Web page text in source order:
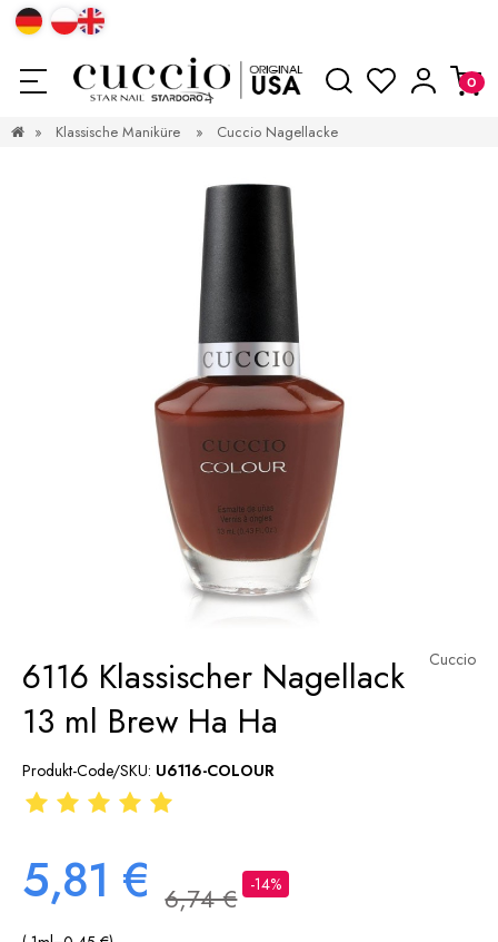
» Klassische Maniküre » Cuccio Nagellacke
Cuccio
6116 Klassischer Nagellack
13 ml Brew Ha Ha
Produkt-Code/SKU: U6116-COLOUR
5,81 € 6,74 € -14%